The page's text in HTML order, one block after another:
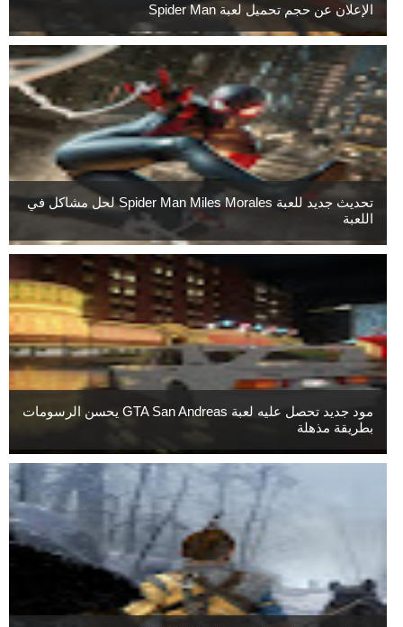
الإعلان عن حجم تحميل لعبة Spider Man
تحديث جديد للعبة Spider Man Miles Morales لحل مشاكل في
اللعبة
مود جديد تحصل عليه لعبة GTA San Andreas يحسن الرسومات
بطريقة مذهلة